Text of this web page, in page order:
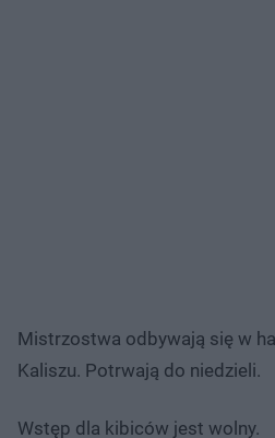
Mistrzostwa odbywają się w
Kaliszu. Potrwają do niedzieli.
Wstęp dla kibiców jest wolny.